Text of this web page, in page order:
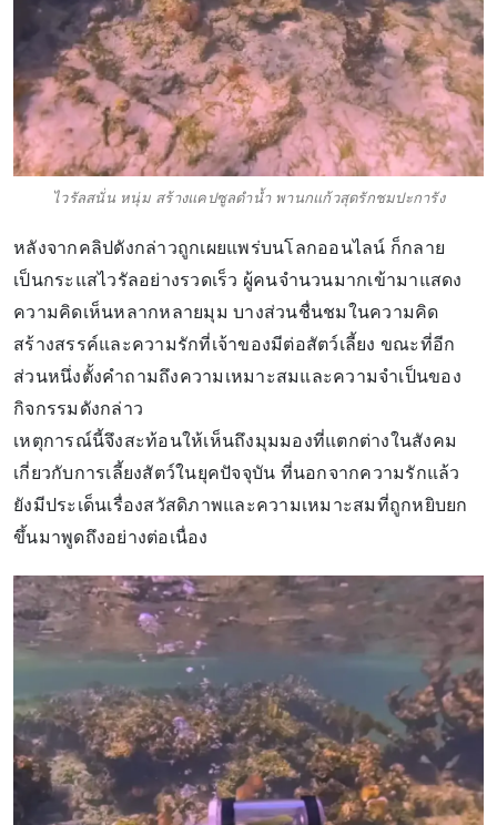
ไวรัลสนั่น หนุ่ม สร้างแคปซูลดำน้ำ พานกแก้วสุดรักชมปะการัง
หลังจากคลิปดังกล่าวถูกเผยแพร่บนโลกออนไลน์ ก็กลาย
เป็นกระแสไวรัลอย่างรวดเร็ว ผู้คนจำนวนมากเข้ามาแสดง
ความคิดเห็นหลากหลายมุม บางส่วนชื่นชมในความคิด
สร้างสรรค์และความรักที่เจ้าของมีต่อสัตว์เลี้ยง ขณะที่อีก
ส่วนหนึ่งตั้งคำถามถึงความเหมาะสมและความจำเป็นของ
กิจกรรมดังกล่าว
เหตุการณ์นี้จึงสะท้อนให้เห็นถึงมุมมองที่แตกต่างในสังคม
เกี่ยวกับการเลี้ยงสัตว์ในยุคปัจจุบัน ที่นอกจากความรักแล้ว
ยังมีประเด็นเรื่องสวัสดิภาพและความเหมาะสมที่ถูกหยิบยก
ขึ้นมาพูดถึงอย่างต่อเนื่อง